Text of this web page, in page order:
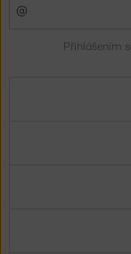
Přihlášením